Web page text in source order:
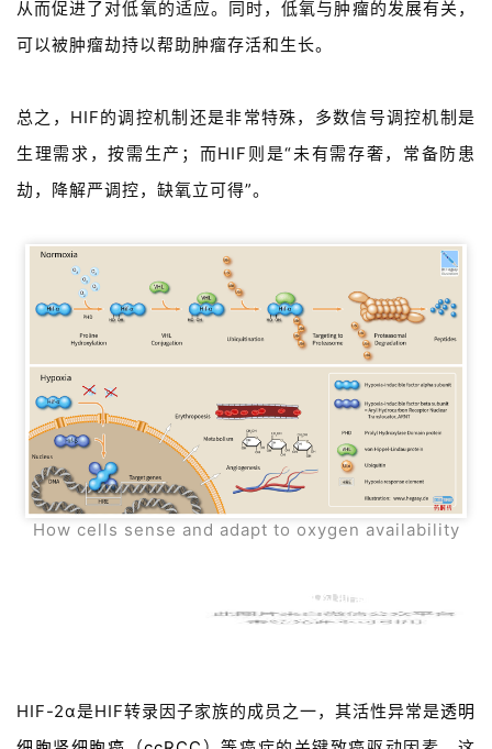
从而促进了对低氧的适应。同时，低氧与肿瘤的发展有关，
可以被肿瘤劫持以帮助肿瘤存活和生长。
总之，HIF的调控机制还是非常特殊，多数信号调控机制是
生理需求，按需生产；而HIF则是“未有需存奢，常备防患
劫，降解严调控，缺氧立可得”。
How cells sense and adapt to oxygen availability
HIF-2α别构抑制剂的发现
HIF-2α是HIF转录因子家族的成员之一，其活性异常是透明